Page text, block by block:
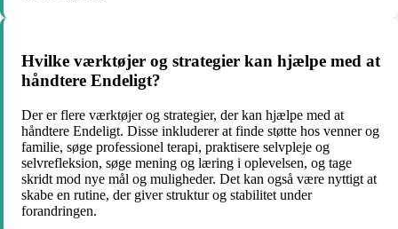
Hvilke værktøjer og strategier kan hjælpe med at
håndtere Endeligt?
Der er flere værktøjer og strategier, der kan hjælpe med at
håndtere Endeligt. Disse inkluderer at finde støtte hos venner og
familie, søge professionel terapi, praktisere selvpleje og
selvrefleksion, søge mening og læring i oplevelsen, og tage
skridt mod nye mål og muligheder. Det kan også være nyttigt at
skabe en rutine, der giver struktur og stabilitet under
forandringen.